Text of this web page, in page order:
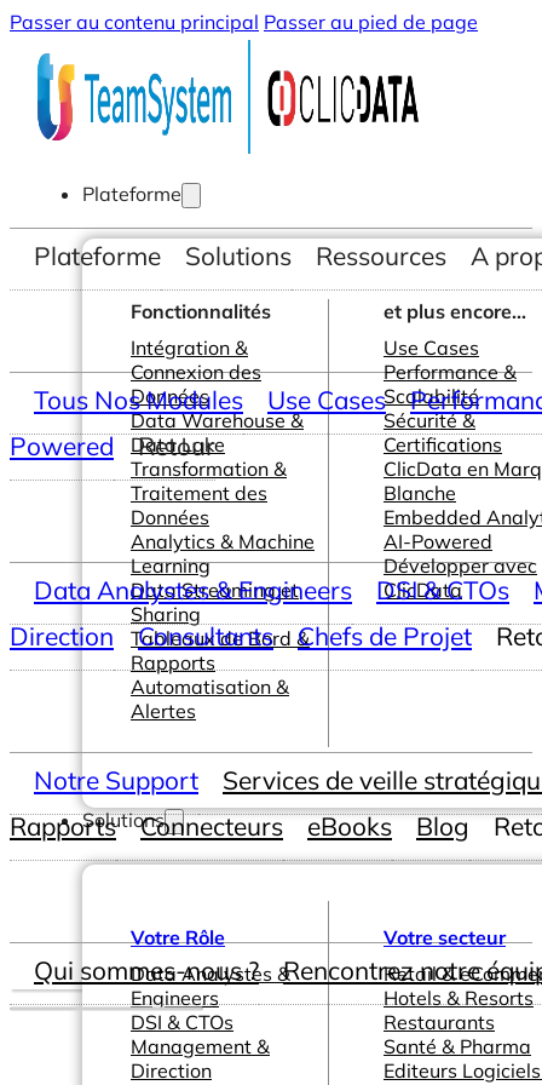
Passer au contenu principal Passer au pied de page
Plateforme
Fonctionnalités
Intégration &
Connexion des
Données
Data Warehouse &
Data Lake
Transformation &
Traitement des
Données
Analytics & Machine
Learning
Data Streaming et
Sharing
Tableaux de Bord &
Rapports
Automatisation &
Alertes
et plus encore...
Use Cases
Performance &
Scalabilité
Sécurité &
Certifications
ClicData en
Blanche
Embedded
AI-Powered
Développer avec
ClicData
Solutions
Votre Rôle
Data Analystes &
Engineers
DSI & CTOs
Management &
Direction
Votre secteur
Retail &
Hotels & Resorts
Restaurants
Santé & Pharma
Editeurs
Plateforme Solutions Ressources A
Tous Nos Modules Use Cases
Powered
Retour
Data Analystes & Engineers DSI & CTOs
Direction
Consultants Chefs de Projet
Notre Support
Services de veille
Rapports
Connecteurs eBooks Blog
Qui sommes-nous ? Rencontrez notre